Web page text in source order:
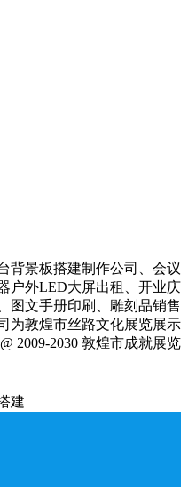
背景板搭建制作公司、会议
户外LED大屏出租、开业庆
图文手册印刷、雕刻品销售
为敦煌市丝路文化展览展示
2009-2030 敦煌市成就展览
建